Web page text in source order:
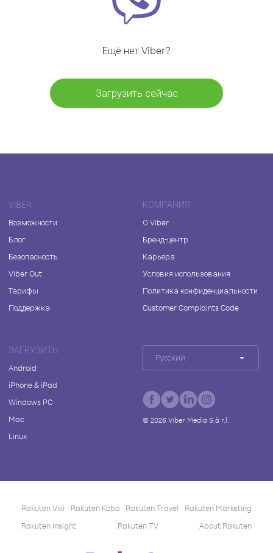
Ещё нет Viber?
Загрузить сейчас
VIBER
Возможности
Блог
Безопасность
Viber Out
Тарифы
Поддержка
КОМПАНИЯ
О Viber
Бренд-центр
Карьера
Условия использования
Политика конфиденциальности
Customer Complaints Code
ЗАГРУЗИТЬ
Android
iPhone & iPad
Windows PC
Mac
Linux
Русский
© 2026Viber Media S.à r.l.
Rakuten Viki Rakuten Kobo Rakuten Travel
Rakuten Marketing
Rakuten Insight
Rakuten TV About Rakuten